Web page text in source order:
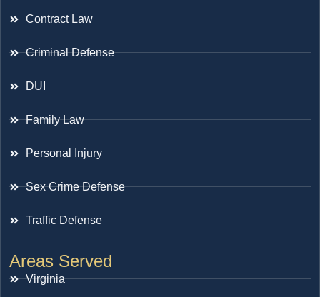
Contract Law
Criminal Defense
DUI
Family Law
Personal Injury
Sex Crime Defense
Traffic Defense
Areas Served
Virginia